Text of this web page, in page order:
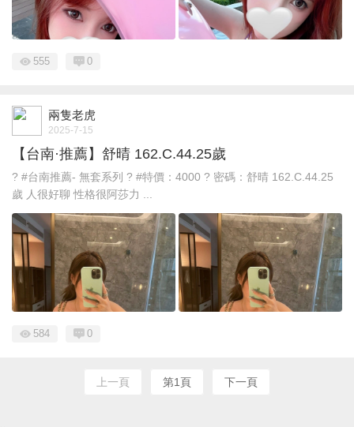
555 0
兩隻老虎
2025-7-15
【台南·推薦】舒晴 162.C.44.25歲
? #台南推薦- 無套系列 ? #特價：4000 ? 密碼：舒晴 162.C.44.25
歲 人很好聊 性格很阿莎力 ...
584 0
上一頁 第1頁 下一頁